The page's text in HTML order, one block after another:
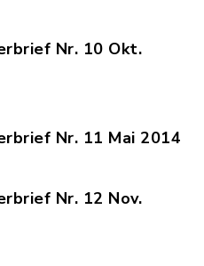
Nr. 10 Okt.
Nr. 11 Mai 2014
Nr. 12 Nov.